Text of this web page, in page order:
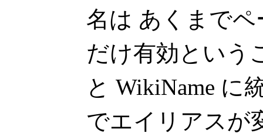
名は あくまで
だけ有効という
と WikiName に
でエイリアスが